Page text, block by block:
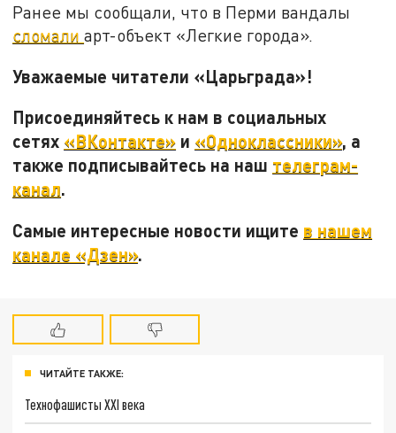
Ранее мы сообщали, что в Перми вандалы
сломалиарт-объект «Легкие города».
Уважаемые читатели «Царьграда»!
Присоединяйтесь к нам в социальных
сетях «ВКонтакте» и «Одноклассники», а
также подписывайтесь на наш телеграм-
канал.
Самые интересные новости ищите в нашем
канале «Дзен».
ЧИТАЙТЕ ТАКЖЕ:
Технофашисты XXI века